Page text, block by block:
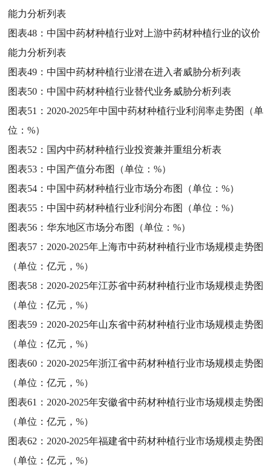
能力分析列表
图表48：中国中药材种植行业对上游中药材种植行业的议价
能力分析列表
图表49：中国中药材种植行业潜在进入者威胁分析列表
图表50：中国中药材种植行业替代业务威胁分析列表
图表51： 2020-2025年中国中药材种植行业利润率走势图（单
位：%）
图表52： 国内中药材种植行业投资兼并重组分析表
图表53：中国产值分布图（单位：%）
图表54：中国中药材种植行业市场分布图（单位：%）
图表55：中国中药材种植行业利润分布图（单位：%）
图表56：华东地区市场分布图（单位：%）
图表57： 2020-2025年上海市中药材种植行业市场规模走势图
（单位：亿元，%）
图表58： 2020-2025年江苏省中药材种植行业市场规模走势图
（单位：亿元，%）
图表59： 2020-2025年山东省中药材种植行业市场规模走势图
（单位：亿元，%）
图表60： 2020-2025年浙江省中药材种植行业市场规模走势图
（单位：亿元，%）
图表61： 2020-2025年安徽省中药材种植行业市场规模走势图
（单位：亿元，%）
图表62： 2020-2025年福建省中药材种植行业市场规模走势图
（单位：亿元，%）